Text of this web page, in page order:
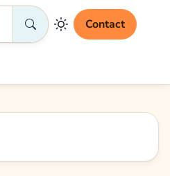
Contact